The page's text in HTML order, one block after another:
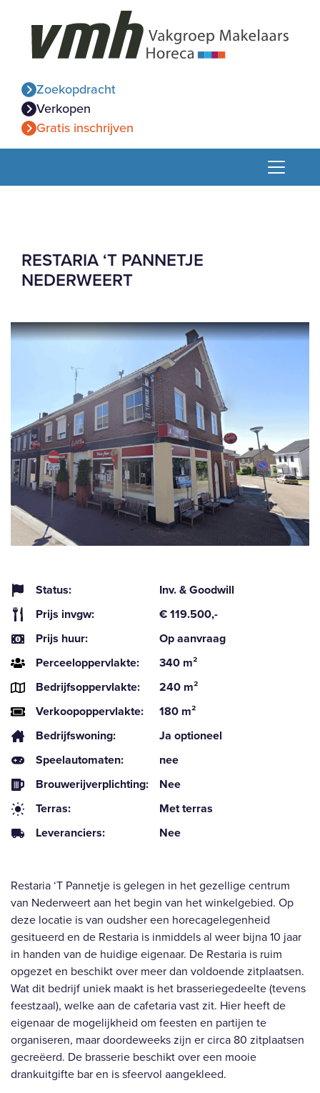
Zoekopdracht
Verkopen
Gratis inschrijven
RESTARIA ‘T PANNETJE
NEDERWEERT
Status:
Inv. & Goodwill
Prijs invgw:
€ 119.500,-
Prijs huur:
Op aanvraag
Perceeloppervlakte:
340 m²
Bedrijfsoppervlakte:
240 m²
Verkoopoppervlakte:
180 m²
Bedrijfswoning:
Ja optioneel
Speelautomaten:
nee
Brouwerijverplichting:
Nee
Terras:
Met terras
Leveranciers:
Nee
Restaria ‘T Pannetje is gelegen in het gezellige centrum
van Nederweert aan het begin van het winkelgebied. Op
deze locatie is van oudsher een horecagelegenheid
gesitueerd en de Restaria is inmiddels al weer bijna 10 jaar
in handen van de huidige eigenaar. De Restaria is ruim
opgezet en beschikt over meer dan voldoende zitplaatsen.
Wat dit bedrijf uniek maakt is het brasseriegedeelte (tevens
feestzaal), welke aan de cafetaria vast zit. Hier heeft de
eigenaar de mogelijkheid om feesten en partijen te
organiseren, maar doordeweeks zijn er circa 80 zitplaatsen
gecreëerd. De brasserie beschikt over een mooie
drankuitgifte bar en is sfeervol aangekleed.